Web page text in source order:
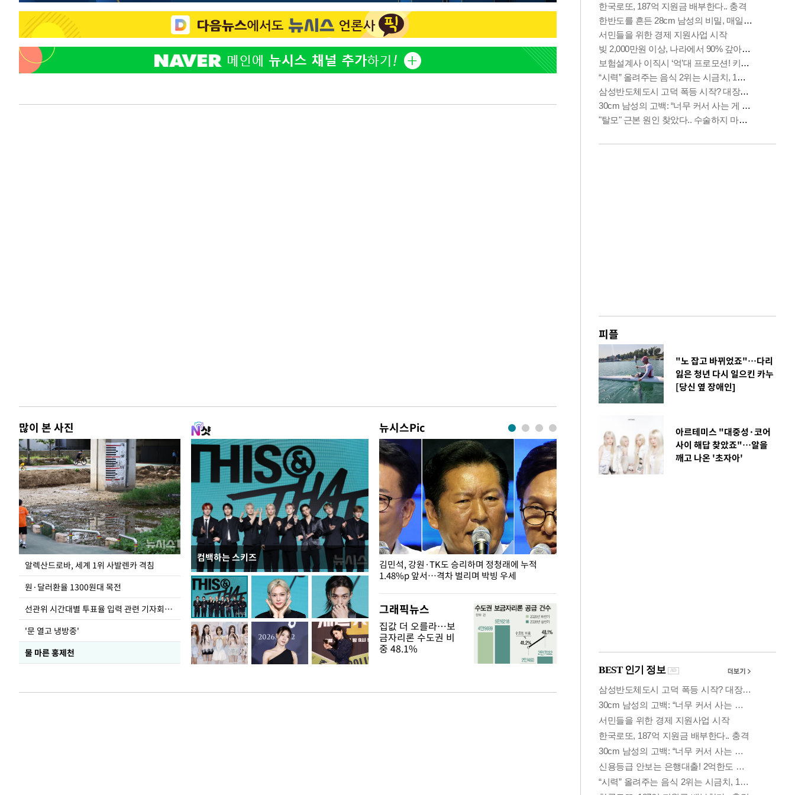
많이 본 사진
알렉산드로바, 세계 1위 사발렌카 격침
원·달러환율 1300원대 목전
선관위 시간대별 투표율 입력 관련 기자회견하는 주진우 의원
'문 열고 냉방중'
물 마른 홍제천
컴백하는 스키즈
뉴시스Pic
극한 폭염에 바닥 드러난 홍제천…물고기 떼죽음
도
김민석, 강원·TK도 승리하며 정청래에 누적
1.48%p 앞서…격차 벌리며 박빙 우세
그래픽뉴스
집값 더 오를라…보
금자리론 수도권 비
중 48.1%
피플
"노 잡고 바뀌었죠"…다리
잃은 청년 다시 일으킨 카누
[당신 옆 장애인]
아르테미스 "대중성·코어
사이 해답 찾았죠"…알을
깨고 나온 '초자아'